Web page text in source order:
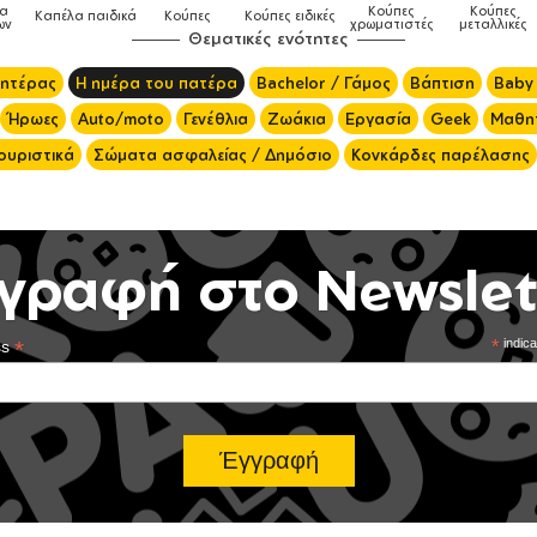
Καπέλα παιδικά Κούπες Κούπες ειδικές Κούπες
χρωματιστές
Κούπες
μεταλλικές
Θεματικές ενότητες
Η ημέρα του πατέρα Bachelor / Γάμος Βάπτιση
Ήρωες Auto/moto Γενέθλια Ζωάκια Εργασία Geek
Σώματα ασφαλείας / Δημόσιο Κονκάρδες παρέλασης
στο
*
*